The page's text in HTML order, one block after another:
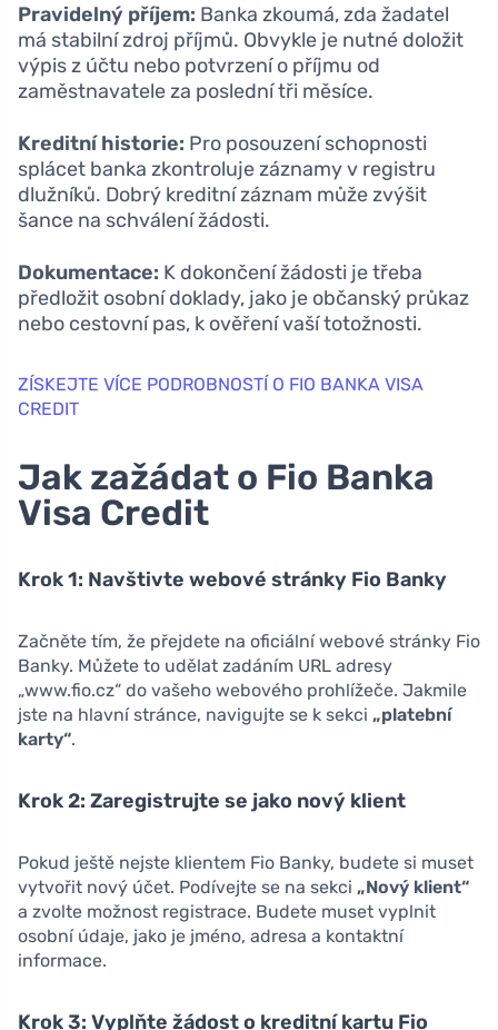
Pravidelný příjem: Banka zkoumá, zda žadatel
má stabilní zdroj příjmů. Obvykle je nutné doložit
výpis z účtu nebo potvrzení o příjmu od
zaměstnavatele za poslední tři měsíce.
Kreditní historie: Pro posouzení schopnosti
splácet banka zkontroluje záznamy v registru
dlužníků. Dobrý kreditní záznam může zvýšit
šance na schválení žádosti.
Dokumentace: K dokončení žádosti je třeba
předložit osobní doklady, jako je občanský průkaz
nebo cestovní pas, k ověření vaší totožnosti.
ZÍSKEJTE VÍCE PODROBNOSTÍ O FIO BANKA VISA
CREDIT
Jak zažádat o Fio Banka
Visa Credit
Krok 1: Navštivte webové stránky Fio Banky
Začněte tím, že přejdete na oficiální webové stránky Fio
Banky. Můžete to udělat zadáním URL adresy
„www.fio.cz“ do vašeho webového prohlížeče. Jakmile
jste na hlavní stránce, navigujte se k sekci „platební
karty“.
Krok 2: Zaregistrujte se jako nový klient
Pokud ještě nejste klientem Fio Banky, budete si muset
vytvořit nový účet. Podívejte se na sekci „Nový klient“
a zvolte možnost registrace. Budete muset vyplnit
osobní údaje, jako je jméno, adresa a kontaktní
informace.
Krok 3: Vyplňte žádost o kreditní kartu Fio